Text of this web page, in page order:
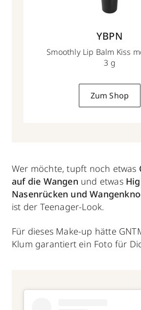
YBPN
Smoothly Lip Balm Kiss
3 g
Zum Shop
Wer möchte, tupft noch etwas
auf die Wangen und etwas
Nasenrücken und
ist der Teenager-Look.
Für dieses Make-up hätte
Klum garantiert ein Foto für